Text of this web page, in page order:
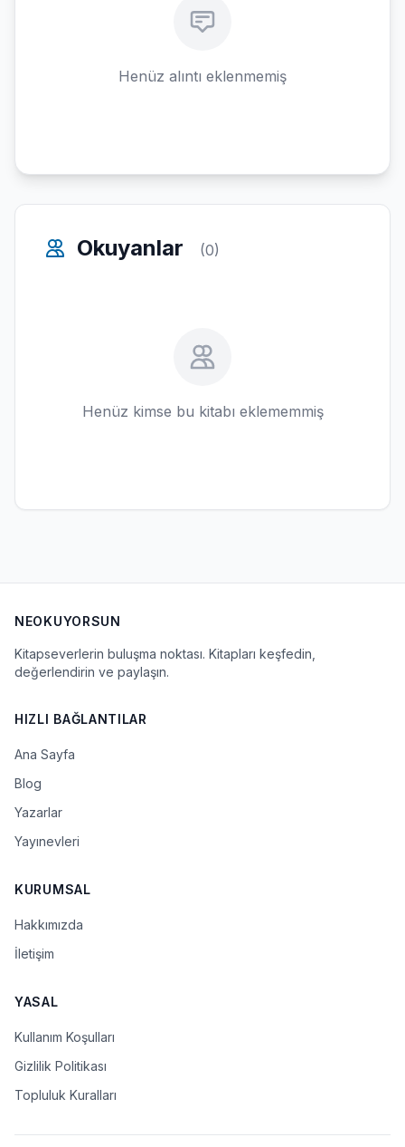
Henüz alıntı eklenmemiş
Okuyanlar (0)
Henüz kimse bu kitabı eklememmiş
NEOKUYORSUN
Kitapseverlerin buluşma noktası. Kitapları keşfedin,
değerlendirin ve paylaşın.
HIZLI BAĞLANTILAR
Ana Sayfa
Blog
Yazarlar
Yayınevleri
KURUMSAL
Hakkımızda
İletişim
YASAL
Kullanım Koşulları
Gizlilik Politikası
Topluluk Kuralları